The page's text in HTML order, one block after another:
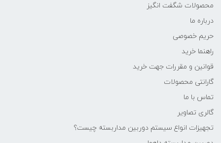
محصولات شگفت انگیز
درباره ما
حریم خصوصی
راهنما خرید
قوانین و مقررات جهت خرید
گارانتی محصولات
تماس با ما
گالری تصاویر
تجهیزات انواع سیستم دوربین مداربسته چيست؟